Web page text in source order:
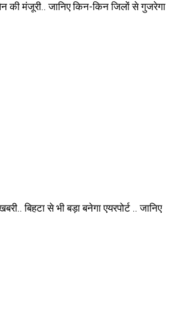
की मंजूरी.. जानिए किन-किन जिलों से गुजरेगा
बिहटा से भी बड़ा बनेगा एयरपोर्ट .. जानिए